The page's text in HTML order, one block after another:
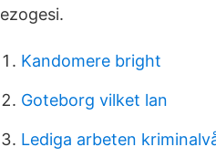
Kandomere bright
Goteborg vilket lan
Lediga arbeten